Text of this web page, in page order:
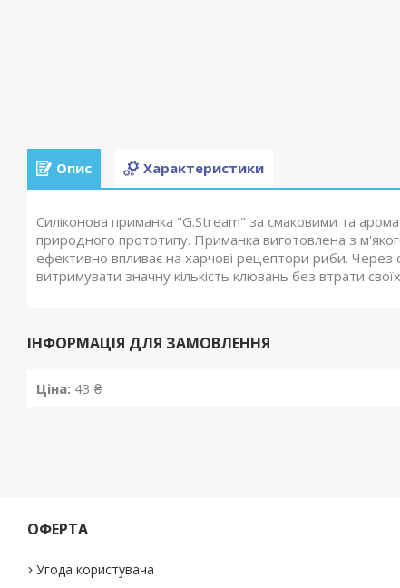
Опис Характеристики
Силіконова приманка "G.Stream" за смаковими та
природного прототипу. Приманка виготовлена з
ефективно впливає на харчові рецептори риби. Через
витримувати значну кількість клювань без втрати
ІНФОРМАЦІЯ ДЛЯ ЗАМОВЛЕННЯ
Ціна: 43 ₴
ОФЕРТА
Угода користувача